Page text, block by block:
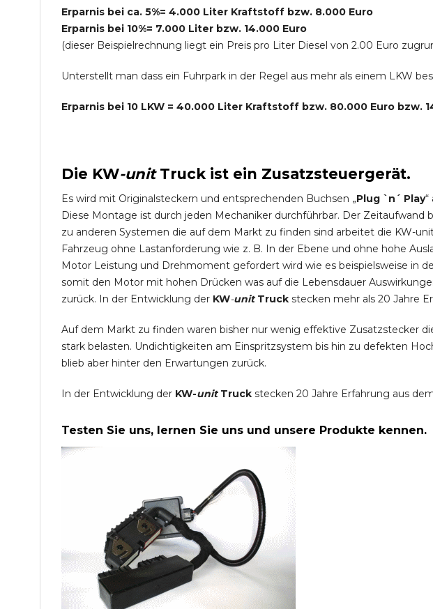
Erparnis bei ca. 5%= 4.000 Liter Kraftstoff bzw. 8.000 Euro
Erparnis bei 10%= 7.000 Liter bzw. 14.000 Euro
(dieser Beispielrechnung liegt ein Preis pro Liter Diesel von 2.00 Euro
Unterstellt man dass ein Fuhrpark in der Regel aus mehr als einem LKW
Erparnis bei 10 LKW = 40.000 Liter Kraftstoff bzw. 80.000 Euro bzw.
Die KW-unit Truckist ein Zusatzsteuergerät.
Es wird mit Originalsteckern und entsprechenden Buchsen „Plug `n´ Play
Diese Montage ist durch jeden Mechaniker durchführbar. Der Zeitaufwand
zu anderen Systemen die auf dem Markt zu finden sind arbeitet die KW-
Fahrzeug ohne Lastanforderung wie z. B. In der Ebene und ohne hohe
Motor Leistung und Drehmoment gefordert wird wie es beispielsweise in
somit den Motor mit hohen Drücken was auf die Lebensdauer
zurück. In der Entwicklung der KW-unit Truck stecken mehr als 20 Jahre
Auf dem Markt zu finden waren bisher nur wenig effektive Zusatzstecker
stark belasten. Undichtigkeiten am Einspritzsystem bis hin zu defekten
blieb aber hinter den Erwartungen zurück.
In der Entwicklung der KW-unitTruck stecken 20 Jahre Erfahrung aus
Testen Sie uns, lernen Sie uns und unsere Produkte kennen.